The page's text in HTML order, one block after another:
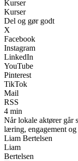
Kurser
Kurser
Del og gør godt
X
Facebook
Instagram
LinkedIn
YouTube
Pinterest
TikTok
Mail
RSS
4 min
Når lokale aktører går
læring, engagement
Liam Bertelsen
Liam
Bertelsen